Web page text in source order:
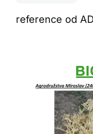
reference od